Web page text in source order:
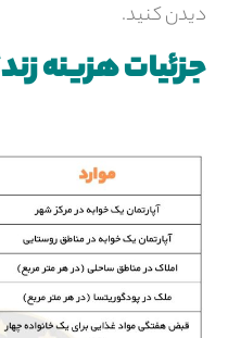
دیدن کنید.
جزئیات هزینه